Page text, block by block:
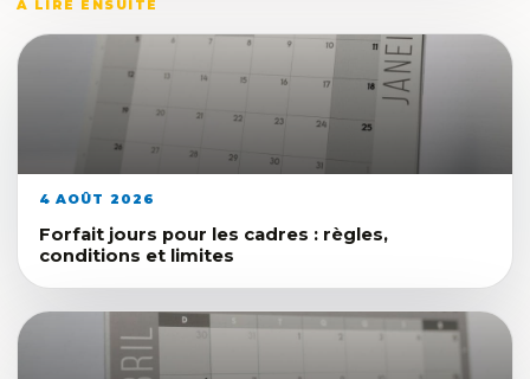
A LIRE ENSUITE
4 AOÛT 2026
Forfait jours pour les cadres : règles,
conditions et limites